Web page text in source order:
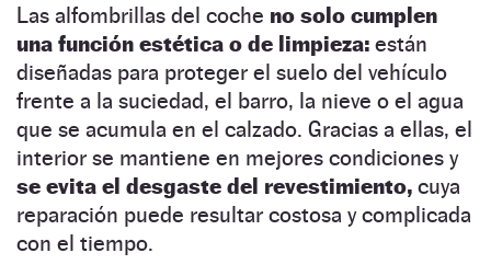
Las alfombrillas del coche no solo cumplen
una función estética o de limpieza: están
diseñadas para proteger el suelo del vehículo
frente a la suciedad, el barro, la nieve o el agua
que se acumula en el calzado. Gracias a ellas, el
interior se mantiene en mejores condiciones y
se evita el desgaste del revestimiento, cuya
reparación puede resultar costosa y complicada
con el tiempo.